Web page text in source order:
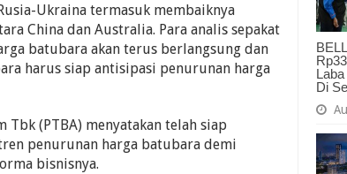
Di
Ukraina termasuk membaiknya
China dan Australia. Para analis sepakat
batubara akan terus berlangsung dan
harus siap antisipasi penurunan harga
Tbk (PTBA) menyatakan telah siap
penurunan harga batubara demi
bisnisnya.